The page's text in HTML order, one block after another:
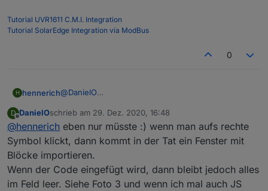
Tutorial UVR1611 C.M.I. Integration
Tutorial SolarEdge Integration via ModBus
0
H hennerich@DanielO
ändern.
Wenn du mal oben in deinem neuen Script auf das
Symbol mit dem Pfeil in das Dokument klickst
dann öffnet sich ein neues Fenster, in das du
meinen Code hineinkopieren kannst. Dann müsste
ioBroker dir das Blockly Script erzeugen.
D
Offline
DanielOschrieb am 29. Dez. 2020, 16:48
zuletzt editiert von
@hennerich eben nur müsste :) wenn man aufs rechte
Symbol klickt, dann kommt in der Tat ein Fenster mit
Blöcke importieren.
Wenn der Code eingefügt wird, dann bleibt jedoch alles
im Feld leer. Siehe Foto 3 und wenn ich mal auch JS